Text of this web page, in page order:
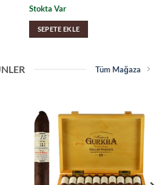
Stokta Var
SEPETE EKLE
Tüm Mağaza